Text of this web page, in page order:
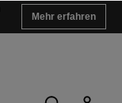
Mehr erfahren